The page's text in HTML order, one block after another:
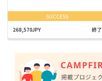
SUCCESS
268,570JPY 終了